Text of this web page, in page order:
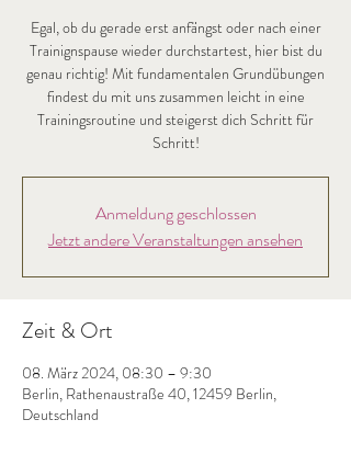
Egal, ob du gerade erst anfängst oder nach einer
Trainignspause wieder durchstartest, hier bist du
genau richtig! Mit fundamentalen Grundübungen
findest du mit uns zusammen leicht in eine
Trainingsroutine und steigerst dich Schritt für
Schritt!
Anmeldung geschlossen
Jetzt andere Veranstaltungen ansehen
Zeit & Ort
08. März 2024, 08:30 – 9:30
Berlin, Rathenaustraße 40, 12459 Berlin,
Deutschland